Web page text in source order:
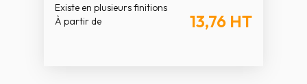
Existe en plusieurs finitions
À partir de
13,76 HT